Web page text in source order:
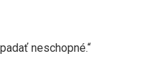
neschopné.“